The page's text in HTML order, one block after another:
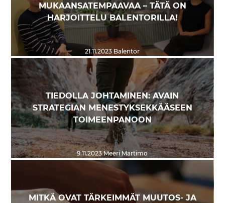
MUKAANSATEMPAAVAA – TÄTÄ ON
HARJOITTELU BALENTORILLA!
21.11.2023 Balentor
TIEDOLLA JOHTAMINEN: AVAIN
STRATEGIAN MENESTYKSEKKÄÄSEEN
TOIMEENPANOON
9.11.2023Meeri Martimo
MITKÄ OVAT TÄRKEIMMÄT MUUTOS- JA